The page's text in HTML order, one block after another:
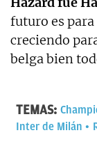
futuro es para
creciendo
belga bien
TEMAS:
Inter de Milán